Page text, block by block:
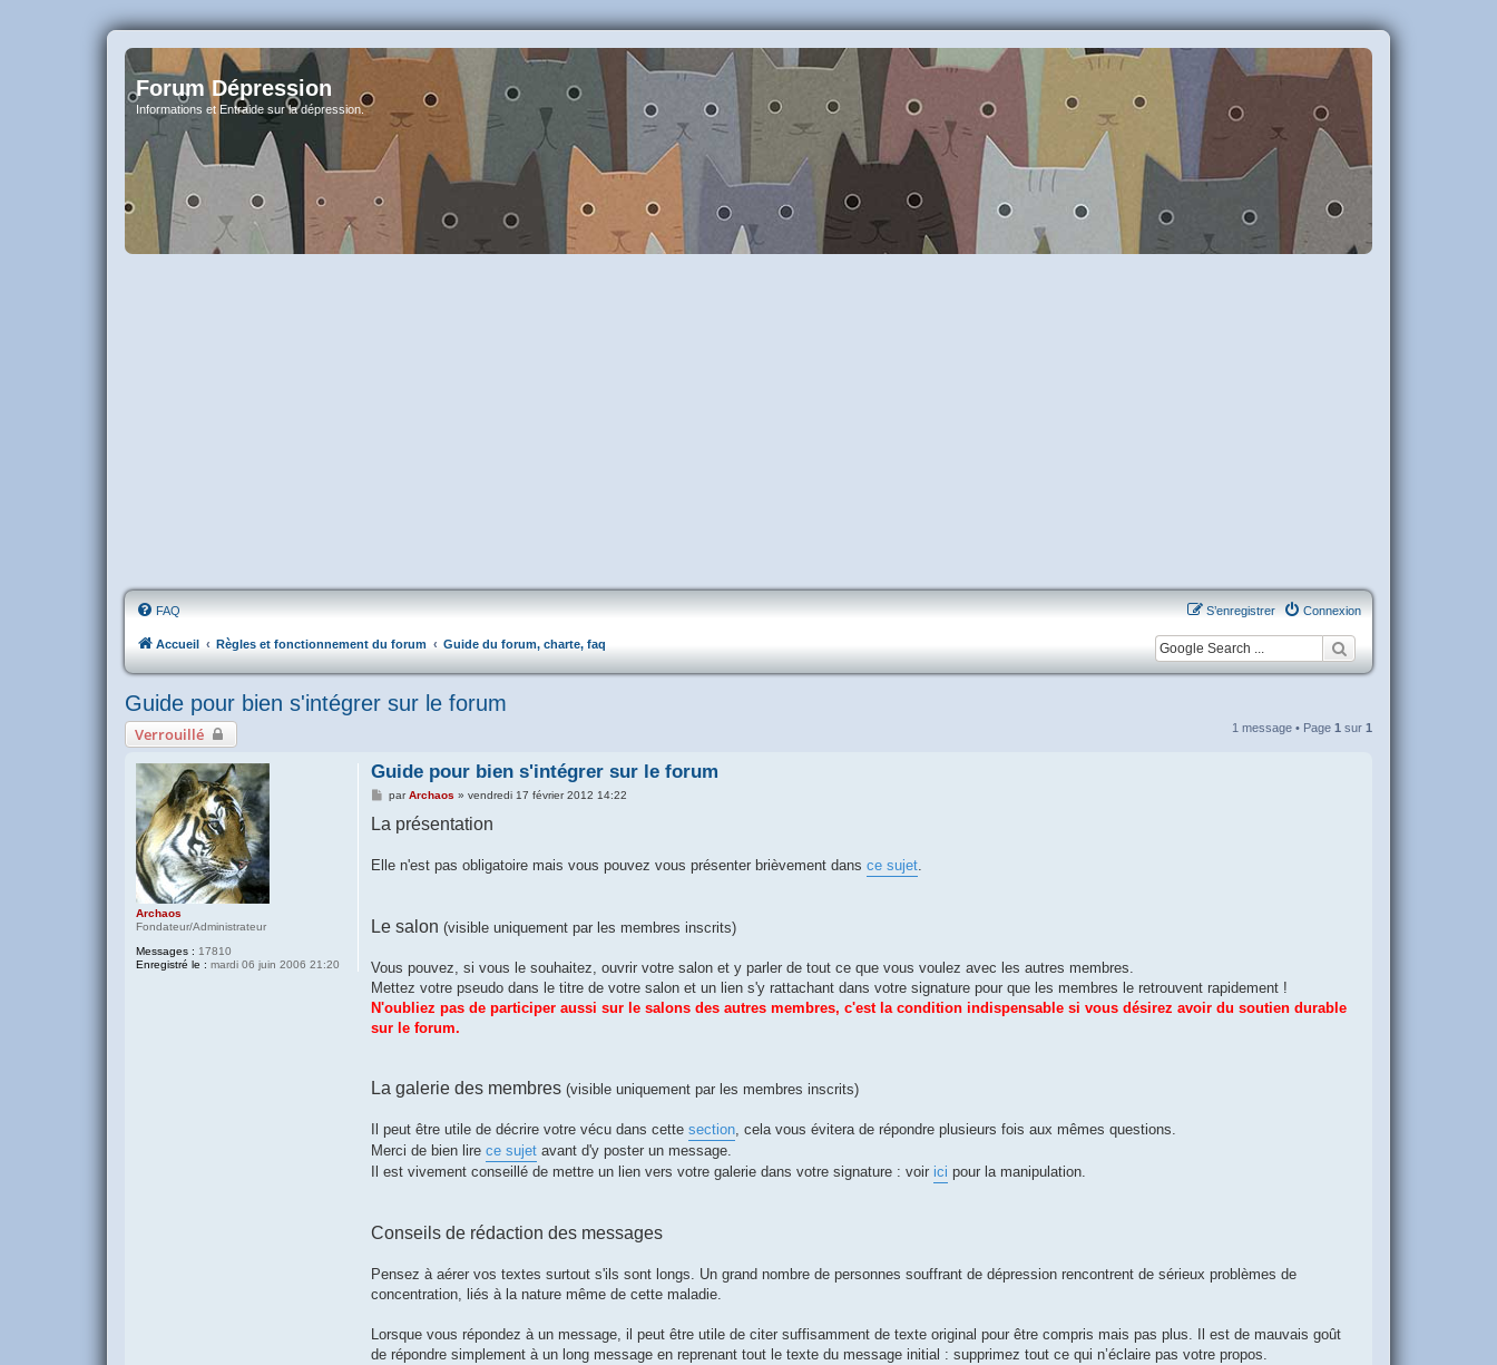
Forum Dépression
Informations et Entraide sur la dépression.
FAQ Connexion
S’enregistrer
Accueil Règles et fonctionnement du forum Guide du forum, charte, faq
Guide pour bien s'intégrer sur le forum
Verrouillé 1 message • Page 1 sur 1
Archaos
Fondateur/Administrateur
Messages : 17810
Enregistré le : mardi 06 juin 2006 21:20
Guide pour bien s'intégrer sur le forum
M
s
s
g
e
parArchaos » vendredi 17 février 2012 14:22
La présentation
Elle n'est pas obligatoire mais vous pouvez vous présenter brièvement dans ce sujet.
Le salon (visible uniquement par les membres inscrits)
Vous pouvez, si vous le souhaitez, ouvrir votre salon et y parler de tout ce que vous voulez avec les autres membres.
Mettez votre pseudo dans le titre de votre salon et un lien s'y rattachant dans votre signature pour que les membres le retrouvent rapidement !
N'oubliez pas de participer aussi sur le salons des autres membres, c'est la condition indispensable si vous désirez avoir du soutien durable
sur le forum.
La galerie des membres (visible uniquement par les membres inscrits)
Il peut être utile de décrire votre vécu dans cette section, cela vous évitera de répondre plusieurs fois aux mêmes questions.
Merci de bien lire ce sujet avant d'y poster un message.
Il est vivement conseillé de mettre un lien vers votre galerie dans votre signature : voir ici pour la manipulation.
Conseils de rédaction des messages
Pensez à aérer vos textes surtout s'ils sont longs. Un grand nombre de personnes souffrant de dépression rencontrent de sérieux problèmes de
concentration, liés à la nature même de cette maladie.
Lorsque vous répondez à un message, il peut être utile de citer suffisamment de texte original pour être compris mais pas plus. Il est de mauvais goût
de répondre simplement à un long message en reprenant tout le texte du message initial : supprimez tout ce qui n’éclaire pas votre propos.